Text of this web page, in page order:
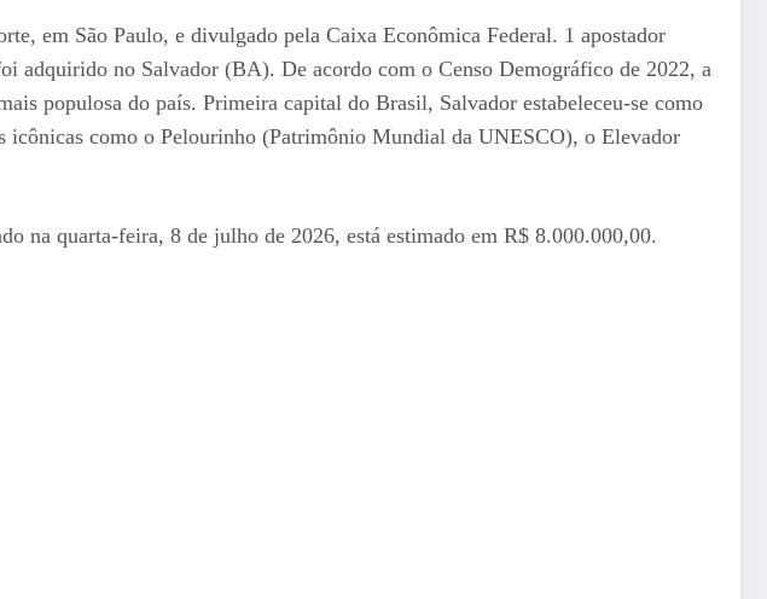
em São Paulo, e divulgado pela Caixa Econômica Federal. 1 apostador
adquirido no Salvador (BA). De acordo com o Censo Demográfico de 2022, a
populosa do país. Primeira capital do Brasil, Salvador estabeleceu-se como
icônicas como o Pelourinho (Patrimônio Mundial da UNESCO), o Elevador
na quarta-feira, 8 de julho de 2026, está estimado em R$ 8.000.000,00.